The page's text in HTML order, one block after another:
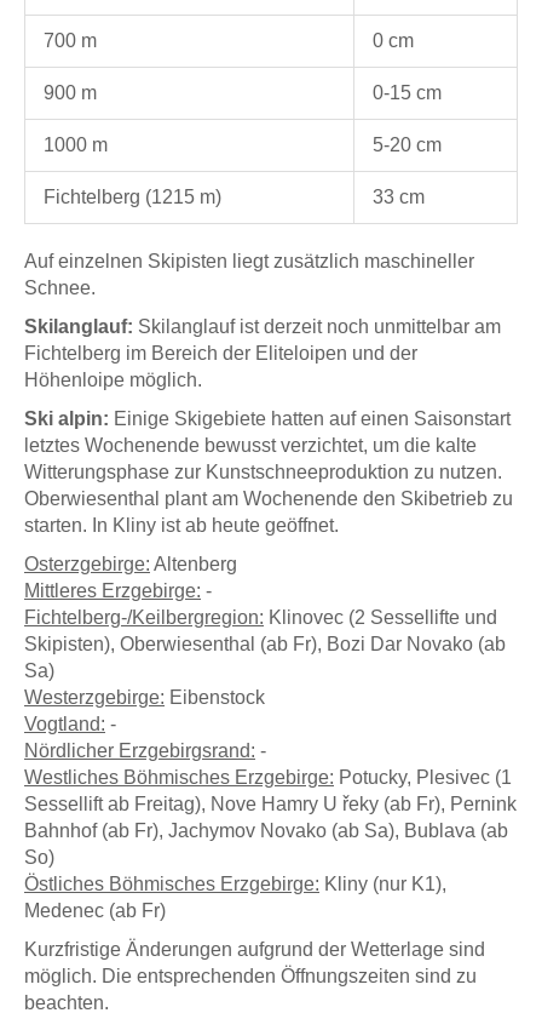
700 m 0 cm
900 m 0-15 cm
1000 m 5-20 cm
Fichtelberg (1215 m) 33 cm
Auf einzelnen Skipisten liegt zusätzlich maschineller
Schnee.
Skilanglauf: Skilanglauf ist derzeit noch unmittelbar am
Fichtelberg im Bereich der Eliteloipen und der
Höhenloipe möglich.
Ski alpin: Einige Skigebiete hatten auf einen Saisonstart
letztes Wochenende bewusst verzichtet, um die kalte
Witterungsphase zur Kunstschneeproduktion zu nutzen.
Oberwiesenthal plant am Wochenende den Skibetrieb zu
starten. In Kliny ist ab heute geöffnet.
Osterzgebirge: Altenberg
Mittleres Erzgebirge: -
Fichtelberg-/Keilbergregion: Klinovec (2 Sessellifte und
Skipisten), Oberwiesenthal (ab Fr), Bozi Dar Novako (ab
Sa)
Westerzgebirge: Eibenstock
Vogtland: -
Nördlicher Erzgebirgsrand: -
Westliches Böhmisches Erzgebirge: Potucky, Plesivec (1
Sessellift ab Freitag), Nove Hamry U řeky (ab Fr), Pernink
Bahnhof (ab Fr), Jachymov Novako (ab Sa), Bublava (ab
So)
Östliches Böhmisches Erzgebirge: Kliny (nur K1),
Medenec (ab Fr)
Kurzfristige Änderungen aufgrund der Wetterlage sind
möglich. Die entsprechenden Öffnungszeiten sind zu
beachten.